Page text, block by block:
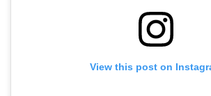
View this post on